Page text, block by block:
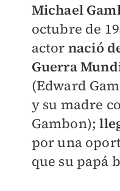
Michael
octubre de
actor nació
Guerra
(Edward
y su madre
Gambon);
por una
que su papá